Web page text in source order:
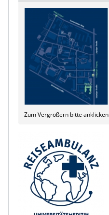
Zum Vergrößern bitte anklicken